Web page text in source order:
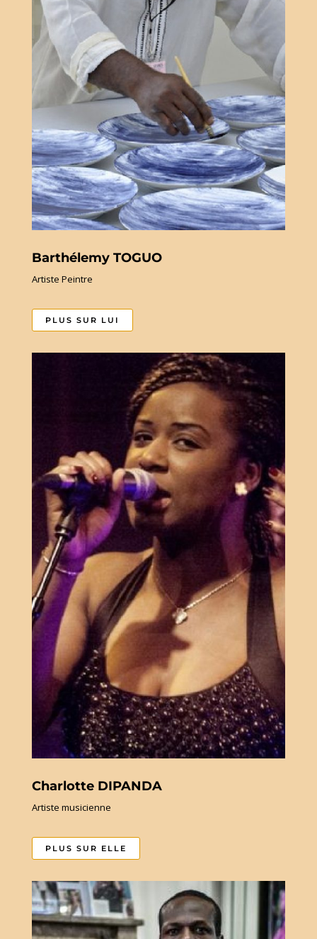
Barthélemy TOGUO
Artiste Peintre
PLUS SUR LUI
Charlotte DIPANDA
Artiste musicienne
PLUS SUR ELLE